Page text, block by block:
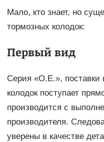
Мало, кто знает, но
тормозных колодок:
Первый вид
Cерия «О.Е.», поставки
колодок поступает
производится с
производителя.
уверены в качестве